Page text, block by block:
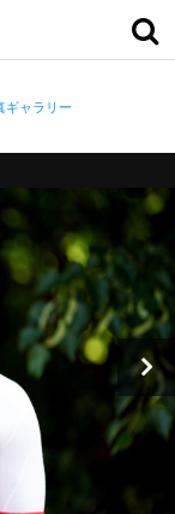
ギャラリー